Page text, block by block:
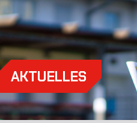
AKTUELLES